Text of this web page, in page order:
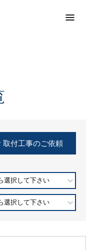
取付工事のご依頼
選択して下さい
選択して下さい